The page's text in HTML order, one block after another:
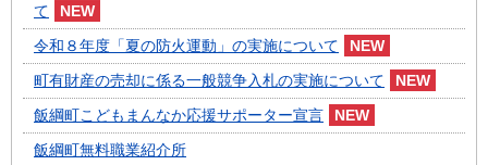
て
令和８年度「夏の防火運動」の実施について
町有財産の売却に係る一般競争入札の実施について
飯綱町こどもまんなか応援サポーター宣言
飯綱町無料職業紹介所